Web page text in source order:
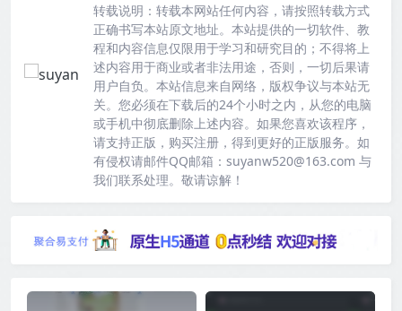
转载说明： 转载本网站任何内容，请按照转载方式
正确书写本站原文地址。本站提供的一切软件、教
程和内容信息仅限用于学习和研究目的；不得将上
述内容用于商业或者非法用途，否则，一切后果请
用户自负。本站信息来自网络，版权争议与本站无
关。您必须在下载后的24个小时之内，从您的电脑
或手机中彻底删除上述内容。如果您喜欢该程序，
请支持正版，购买注册，得到更好的正版服务。如
有侵权请邮件QQ邮箱：suyanw520@163.com 与
我们联系处理。敬请谅解！